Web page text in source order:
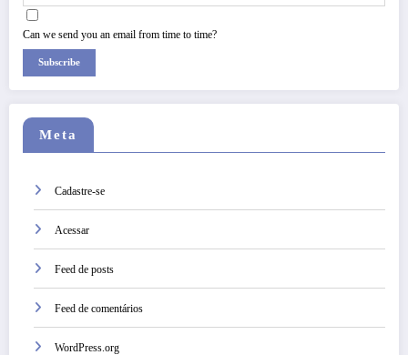
Can we send you an email from time to time?
Subscribe
Meta
Cadastre-se
Acessar
Feed de posts
Feed de comentários
WordPress.org